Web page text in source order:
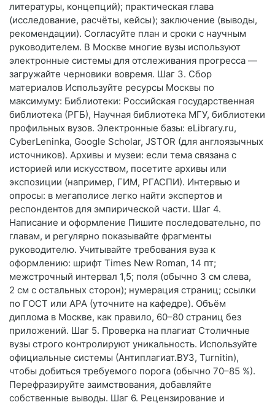
литературы, концепций); практическая глава
(исследование, расчёты, кейсы); заключение (выводы,
рекомендации). Согласуйте план и сроки с научным
руководителем. В Москве многие вузы используют
электронные системы для отслеживания прогресса —
загружайте черновики вовремя. Шаг 3. Сбор
материалов Используйте ресурсы Москвы по
максимуму: Библиотеки: Российская государственная
библиотека (РГБ), Научная библиотека МГУ, библиотеки
профильных вузов. Электронные базы: eLibrary.ru,
CyberLeninka, Google Scholar, JSTOR (для англоязычных
источников). Архивы и музеи: если тема связана с
историей или искусством, посетите архивы или
экспозиции (например, ГИМ, РГАСПИ). Интервью и
опросы: в мегаполисе легко найти экспертов и
респондентов для эмпирической части. Шаг 4.
Написание и оформление Пишите последовательно, по
главам, и регулярно показывайте фрагменты
руководителю. Учитывайте требования вуза к
оформлению: шрифт Times New Roman, 14 пт;
межстрочный интервал 1,5; поля (обычно 3 см слева,
2 см с остальных сторон); нумерация страниц; ссылки
по ГОСТ или APA (уточните на кафедре). Объём
диплома в Москве, как правило, 60–80 страниц без
приложений. Шаг 5. Проверка на плагиат Столичные
вузы строго контролируют уникальность. Используйте
официальные системы (Антиплагиат.ВУЗ, Turnitin),
чтобы добиться требуемого порога (обычно 70–85 %).
Перефразируйте заимствования, добавляйте
собственные выводы. Шаг 6. Рецензирование и